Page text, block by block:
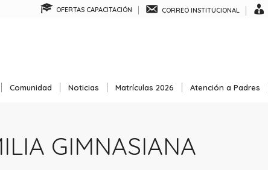
OFERTAS CAPACITACIÓN CORREO INSTITUCIONAL
Comunidad Noticias Matrículas 2026 Atención a Padres
GIMNASIANA